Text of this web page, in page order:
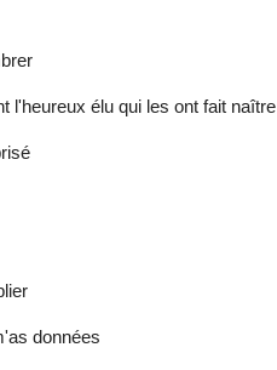
l'heureux élu qui les ont fait naître
données